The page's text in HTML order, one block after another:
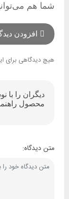
شما هم
افزودن
هیچ دیدگاهی
دیگران را با
محصول
متن دیدگاه: